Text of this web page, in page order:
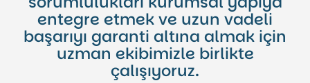
entegre etmek ve uzun vadeli
başarıyı garanti altına almak için
uzman ekibimizle birlikte
çalışıyoruz.